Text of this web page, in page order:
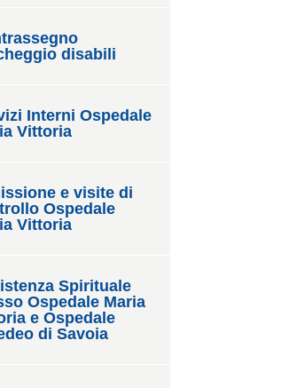
disabili
Interni Ospedale
Vittoria
e visite di
Ospedale
Vittoria
Spirituale
Ospedale Maria
e Ospedale
di Savoia